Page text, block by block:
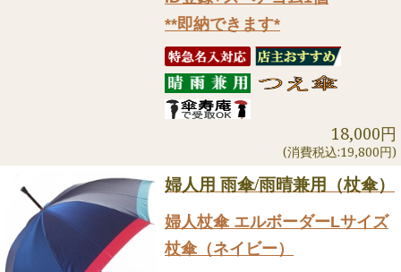
**即納できます*
18,000円
(消費税込:19,800円)
婦人用 雨傘/雨晴兼用（杖傘）
婦人杖傘 エルボーダーLサイズ
杖傘（ネイビー）